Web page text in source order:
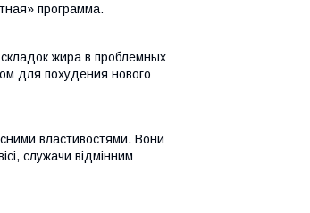
программа.
жира в проблемных
для похудения нового
властивостями. Вони
служачи відмінним